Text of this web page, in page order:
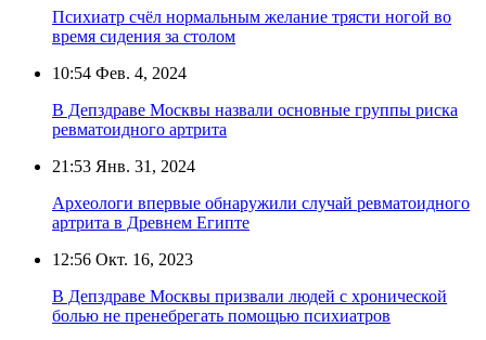
Психиатр счёл нормальным желание трясти ногой во
время сидения за столом
10:54 Фев. 4, 2024
В Депздраве Москвы назвали основные группы риска
ревматоидного артрита
21:53 Янв. 31, 2024
Археологи впервые обнаружили случай ревматоидного
артрита в Древнем Египте
12:56 Окт. 16, 2023
В Депздраве Москвы призвали людей с хронической
болью не пренебрегать помощью психиатров